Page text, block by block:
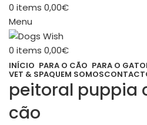
0 items 0,00€
Menu
0 items 0,00€
INÍCIO PARA O CÃO PARA O GATO
VET & SPAQUEM SOMOS
peitoral puppia
cão